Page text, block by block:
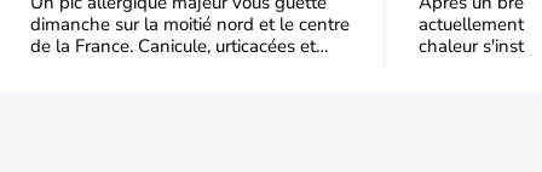
dimanche sur la moitié nord et le centre
de la France. Canicule, urticacées et
actuellement,
chaleur